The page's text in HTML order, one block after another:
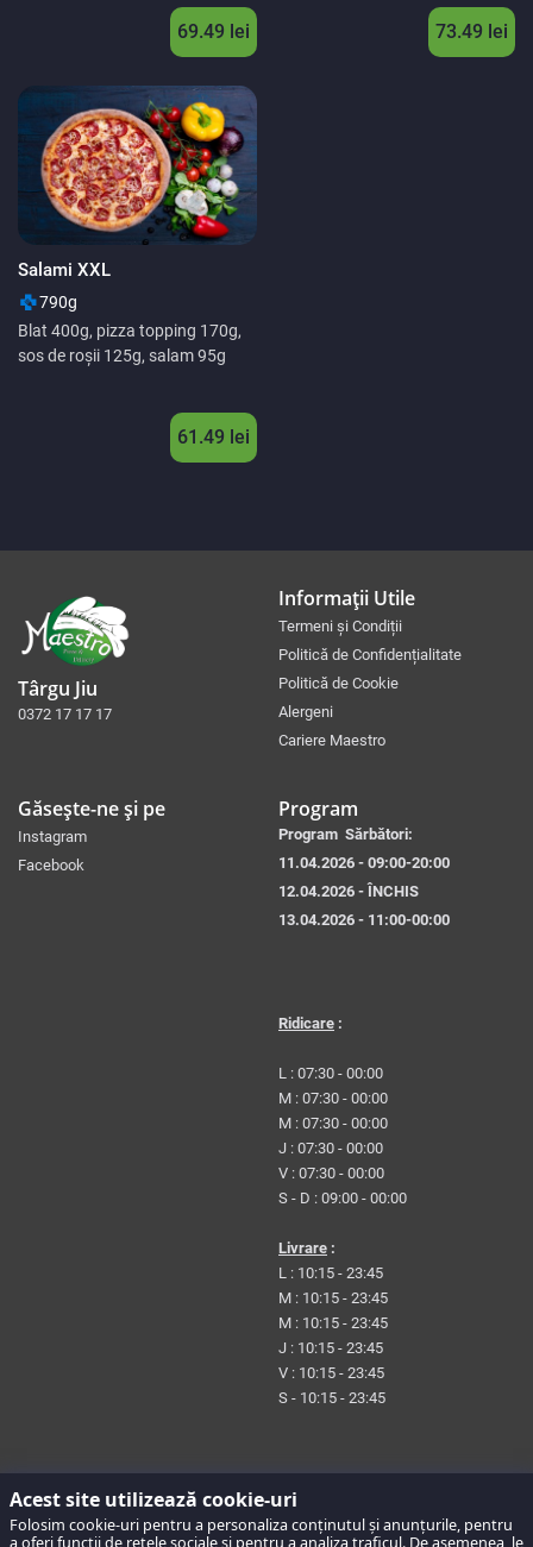
Acest site utilizează cookie-uri
Folosim cookie-uri pentru a personaliza conținutul și anunțurile, pentru
a oferi funcții de rețele sociale și pentru a analiza traficul. De asemenea, le
69.49 lei 73.49 lei
Salami XXL
790g
Blat 400g, pizza topping 170g,
sos de roșii 125g, salam 95g
61.49 lei
Târgu Jiu
0372 17 17 17
Informații Utile
Termeni și Condiții
Politică de Confidențialitate
Politică de Cookie
Alergeni
Cariere Maestro
Găsește-ne și pe
Instagram
Facebook
Program
Program Sărbători:
11.04.2026 - 09:00-20:00
12.04.2026 - ÎNCHIS
13.04.2026 - 11:00-00:00
Ridicare :
L : 07:30 - 00:00
M : 07:30 - 00:00
M : 07:30 - 00:00
J : 07:30 - 00:00
V : 07:30 - 00:00
S - D : 09:00 - 00:00
Livrare :
L : 10:15 - 23:45
M : 10:15 - 23:45
M : 10:15 - 23:45
J : 10:15 - 23:45
V : 10:15 - 23:45
S - 10:15 - 23:45